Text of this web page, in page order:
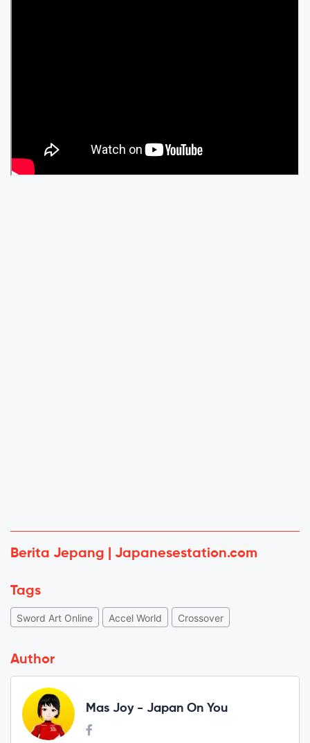
Berita Jepang | Japanesestation.com
Tags
Sword Art Online Accel World Crossover
Author
Mas Joy - Japan On You